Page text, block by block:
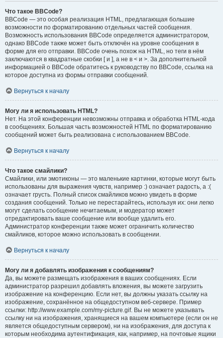
Что такое BBCode?
BBCode — это особая реализация HTML, предлагающая большие
возможности по форматированию отдельных частей сообщения.
Возможность использования BBCode определяется администратором,
однако BBCode также может быть отключён на уровне сообщения в
форме для его отправки. BBCode очень похож на HTML, но теги в нём
заключаются в квадратные скобки [ и ], а не в < и >. За дополнительной
информацией о BBCode обратитесь к руководству по BBCode, ссылка на
которое доступна из формы отправки сообщений.
Вернуться к началу
Могу ли я использовать HTML?
Нет. На этой конференции невозможны отправка и обработка HTML-кода
в сообщениях. Большая часть возможностей HTML по форматированию
сообщений может быть реализована с использованием BBCode.
Вернуться к началу
Что такое смайлики?
Смайлики, или эмотиконы — это маленькие картинки, которые могут быть
использованы для выражения чувств, например :) означает радость, а :(
означает грусть. Полный список смайликов можно увидеть в форме
создания сообщений. Только не перестарайтесь, используя их: они легко
могут сделать сообщение нечитаемым, и модератор может
отредактировать ваше сообщение или вообще удалить его.
Администратор конференции также может ограничить количество
смайликов, которое можно использовать в сообщении.
Вернуться к началу
Могу ли я добавлять изображения к сообщениям?
Да, вы можете размещать изображения в ваших сообщениях. Если
администратор разрешил добавлять вложения, вы можете загрузить
изображение на конференцию. Если нет, вы должны указать ссылку на
изображение, сохранённое на общедоступном веб-сервере. Пример
ссылки: http://www.example.com/my-picture.gif. Вы не можете указывать
ссылку ни на изображения, хранящиеся на вашем компьютере (если он не
является общедоступным сервером), ни на изображения, для доступа к
которым необходима аутентификация, как, например, на почтовые ящики